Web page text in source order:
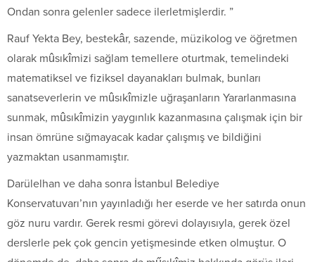
Ondan sonra gelenler sadece ilerletmişlerdir. ”
Rauf Yekta Bey, bestekâr, sazende, müzikolog ve öğretmen
olarak mûsıkîmizi sağlam temellere oturtmak, temelindeki
matematiksel ve fiziksel dayanakları bulmak, bunları
sanatseverlerin ve mûsıkîmizle uğraşanların Yararlanmasına
sunmak, mûsıkîmizin yaygınlık kazanmasına çalışmak için bir
insan ömrüne sığmayacak kadar çalışmış ve bildiğini
yazmaktan usanmamıştır.
Darülelhan ve daha sonra İstanbul Belediye
Konservatuvarı’nın yayınladığı her eserde ve her satırda onun
göz nuru vardır. Gerek resmi görevi dolayısıyla, gerek özel
derslerle pek çok gencin yetişmesinde etken olmuştur. O